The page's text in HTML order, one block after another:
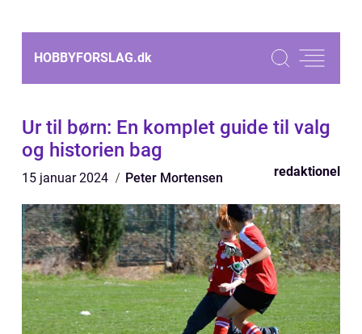
HOBBYFORSLAG.dk
Ur til børn: En komplet guide til valg
og historien bag
15 januar 2024 Peter Mortensen redaktionel